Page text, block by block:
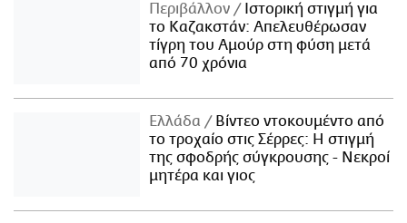
Περιβάλλον
Ιστορική στιγμή για
το Καζακστάν: Απελευθέρωσαν
τίγρη του Αμούρ στη φύση μετά
από 70 χρόνια
Ελλάδα
Βίντεο ντοκουμέντο από
το τροχαίο στις Σέρρες: Η στιγμή
της σφοδρής σύγκρουσης - Νεκροί
μητέρα και γιος